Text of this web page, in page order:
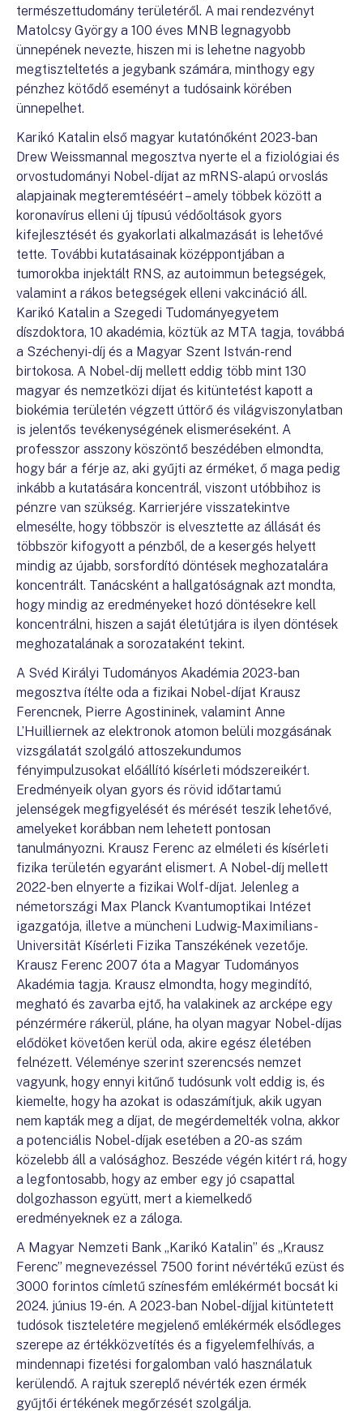
természettudomány területéről. A mai rendezvényt
Matolcsy György a 100 éves MNB legnagyobb
ünnepének nevezte, hiszen mi is lehetne nagyobb
megtiszteltetés a jegybank számára, minthogy egy
pénzhez kötődő eseményt a tudósaink körében
ünnepelhet.
Karikó Katalin első magyar kutatónőként 2023-ban
Drew Weissmannal megosztva nyerte el a fiziológiai és
orvostudományi Nobel-díjat az mRNS-alapú orvoslás
alapjainak megteremtéséért – amely többek között a
koronavírus elleni új típusú védőoltások gyors
kifejlesztését és gyakorlati alkalmazását is lehetővé
tette. További kutatásainak középpontjában a
tumorokba injektált RNS, az autoimmun betegségek,
valamint a rákos betegségek elleni vakcináció áll.
Karikó Katalin a Szegedi Tudományegyetem
díszdoktora, 10 akadémia, köztük az MTA tagja, továbbá
a Széchenyi-díj és a Magyar Szent István-rend
birtokosa. A Nobel-díj mellett eddig több mint 130
magyar és nemzetközi díjat és kitüntetést kapott a
biokémia területén végzett úttörő és világviszonylatban
is jelentős tevékenységének elismeréseként. A
professzor asszony köszöntő beszédében elmondta,
hogy bár a férje az, aki gyűjti az érméket, ő maga pedig
inkább a kutatására koncentrál, viszont utóbbihoz is
pénzre van szükség. Karrierjére visszatekintve
elmesélte, hogy többször is elvesztette az állását és
többször kifogyott a pénzből, de a kesergés helyett
mindig az újabb, sorsfordító döntések meghozatalára
koncentrált. Tanácsként a hallgatóságnak azt mondta,
hogy mindig az eredményeket hozó döntésekre kell
koncentrálni, hiszen a saját életútjára is ilyen döntések
meghozatalának a sorozataként tekint.
A Svéd Királyi Tudományos Akadémia 2023-ban
megosztva ítélte oda a fizikai Nobel-díjat Krausz
Ferencnek, Pierre Agostininek, valamint Anne
L’Huilliernek az elektronok atomon belüli mozgásának
vizsgálatát szolgáló attoszekundumos
fényimpulzusokat előállító kísérleti módszereikért.
Eredményeik olyan gyors és rövid időtartamú
jelenségek megfigyelését és mérését teszik lehetővé,
amelyeket korábban nem lehetett pontosan
tanulmányozni. Krausz Ferenc az elméleti és kísérleti
fizika területén egyaránt elismert. A Nobel-díj mellett
2022-ben elnyerte a fizikai Wolf-díjat. Jelenleg a
németországi Max Planck Kvantumoptikai Intézet
igazgatója, illetve a müncheni Ludwig-Maximilians-
Universität Kísérleti Fizika Tanszékének vezetője.
Krausz Ferenc 2007 óta a Magyar Tudományos
Akadémia tagja. Krausz elmondta, hogy megindító,
megható és zavarba ejtő, ha valakinek az arcképe egy
pénzérmére rákerül, pláne, ha olyan magyar Nobel-díjas
elődöket követően kerül oda, akire egész életében
felnézett. Véleménye szerint szerencsés nemzet
vagyunk, hogy ennyi kitűnő tudósunk volt eddig is, és
kiemelte, hogy ha azokat is odaszámítjuk, akik ugyan
nem kapták meg a díjat, de megérdemelték volna, akkor
a potenciális Nobel-díjak esetében a 20-as szám
közelebb áll a valósághoz. Beszéde végén kitért rá, hogy
a legfontosabb, hogy az ember egy jó csapattal
dolgozhasson együtt, mert a kiemelkedő
eredményeknek ez a záloga.
A Magyar Nemzeti Bank „Karikó Katalin” és „Krausz
Ferenc” megnevezéssel 7500 forint névértékű ezüst és
3000 forintos címletű színesfém emlékérmét bocsát ki
2024. június 19-én. A 2023-ban Nobel-díjjal kitüntetett
tudósok tiszteletére megjelenő emlékérmék elsődleges
szerepe az értékközvetítés és a figyelemfelhívás, a
mindennapi fizetési forgalomban való használatuk
kerülendő. A rajtuk szereplő névérték ezen érmék
gyűjtői értékének megőrzését szolgálja.